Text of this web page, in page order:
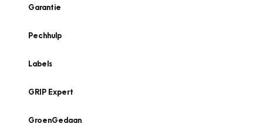
Garantie
Pechhulp
Labels
GRIP Expert
GroenGedaan